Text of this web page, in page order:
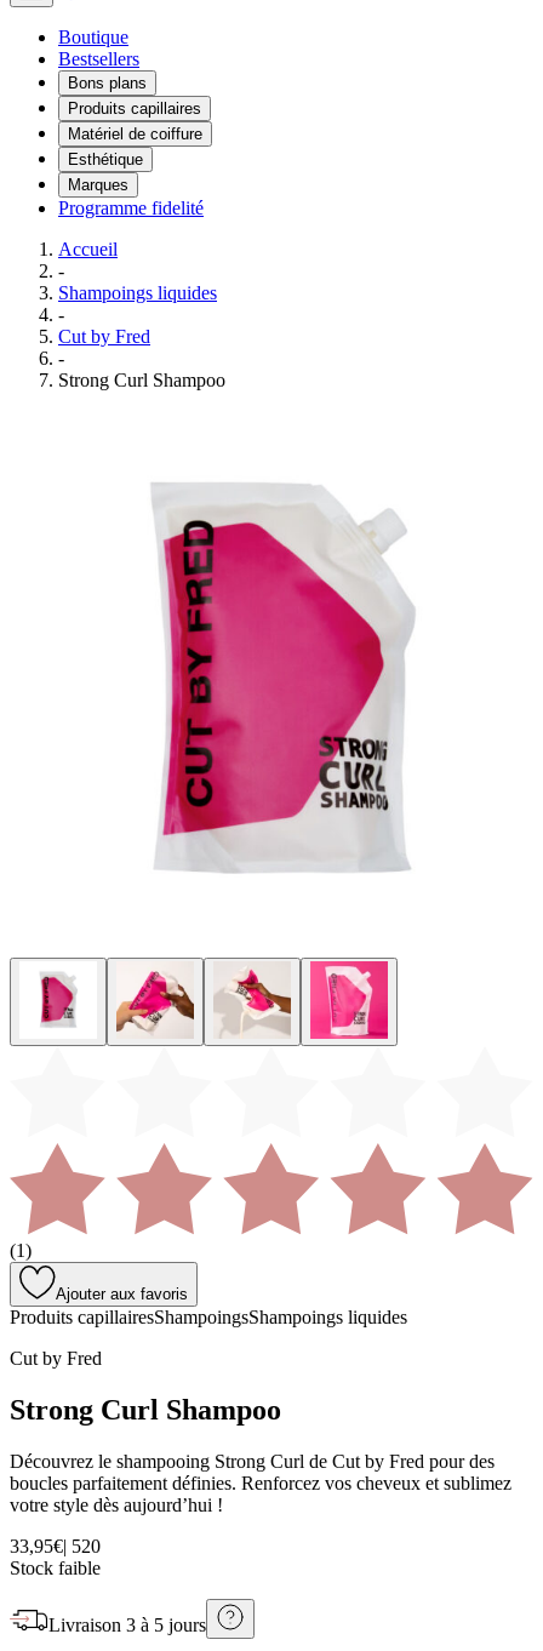
Boutique
Bestsellers
Bons plans
Produits capillaires
Matériel de coiffure
Esthétique
Marques
Programme fidelité
Accueil
-
Shampoings liquides
-
Cut by Fred
-
Strong Curl Shampoo
(1)
Ajouter aux favoris
Produits capillairesShampoingsShampoings liquides
Cut by Fred
Strong Curl Shampoo
Découvrez le shampooing Strong Curl de Cut by Fred pour des
boucles parfaitement définies. Renforcez vos cheveux et sublimez
votre style dès aujourd’hui !
33,95€| 520
Stock faible
Livraison 3 à 5 jours